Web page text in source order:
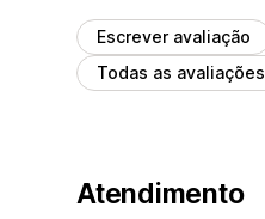
Escrever avaliação
Todas as avaliações
Atendimento